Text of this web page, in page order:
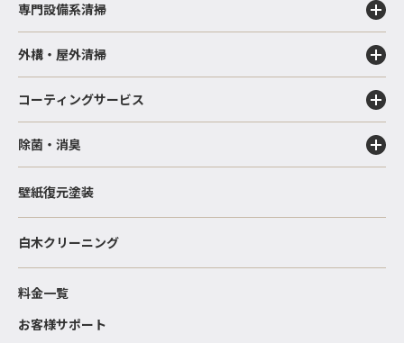
専門設備系清掃
外構・屋外清掃
コーティングサービス
除菌・消臭
壁紙復元塗装
白木クリーニング
料金一覧
お客様サポート